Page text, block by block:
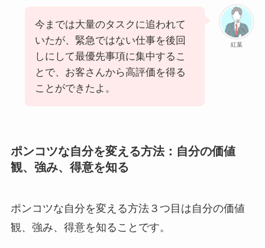
紅葉
今までは大量のタスクに追われて
いたが、緊急ではない仕事を後回
しにして最優先事項に集中するこ
とで、お客さんから高評価を得る
ことができたよ。
ポンコツな自分を変える方法：自分の価値
観、強み、得意を知る
ポンコツな自分を変える方法３つ目は自分の価値
観、強み、得意を知ることです。